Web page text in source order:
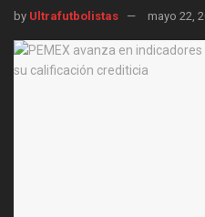
by Ultrafutbolistas mayo 22,